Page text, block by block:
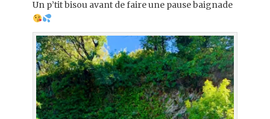
Un p’tit bisou avant de faire une pause baignade